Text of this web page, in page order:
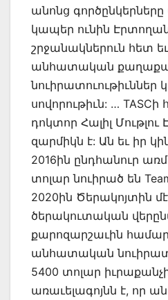
անոնց
կապեր ունին
շրջանակներուն հետ
անհատական
նուիրատուութիւններ
սովորութիւն: …
դոկտոր Հալիլ
զարմիկն է: Ան եւ իր
2016ին ընդհանուր
տոլար նուիրած են
2020ին Ծերակոյտին
ծերակուտական
քարոզարշաւին
անհատական
5400 տոլար
առաւելագոյնն է, որ